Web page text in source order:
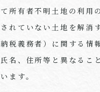
所有者不明土地の利用
れていない土地を解
税義務者）に関する
名、住所等と異なるこ
ます。